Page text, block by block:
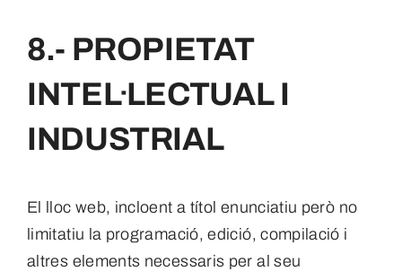
8.- PROPIETAT
INTEL·LECTUAL I
INDUSTRIAL
El lloc web, incloent a títol enunciatiu però no
limitatiu la programació, edició, compilació i
altres elements necessaris per al seu